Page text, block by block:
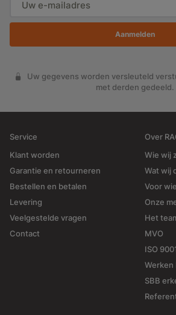
LOCATIE
Aanmelden
Uw gegevens worden versleuteld
met derden gedeeld.
Service
Klant worden
Garantie en retourneren
Bestellen en betalen
Levering
Veelgestelde vragen
Contact
Over
Wie wij
Wat wij
Voor
Onze
Het
MVO
ISO
Werken
SBB